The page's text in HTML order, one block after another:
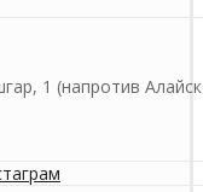
1 (напротив